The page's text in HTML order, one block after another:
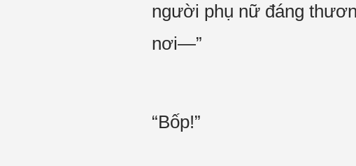
người phụ nữ đáng
nơi—”
“Bốp!”